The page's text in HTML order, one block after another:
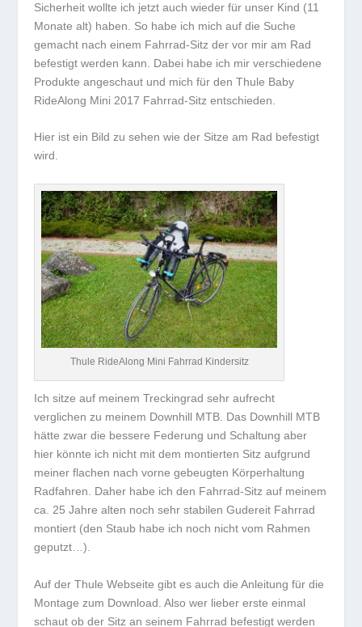
Sicherheit wollte ich jetzt auch wieder für unser Kind (11
Monate alt) haben. So habe ich mich auf die Suche
gemacht nach einem Fahrrad-Sitz der vor mir am Rad
befestigt werden kann. Dabei habe ich mir verschiedene
Produkte angeschaut und mich für den Thule Baby
RideAlong Mini 2017 Fahrrad-Sitz entschieden.
Hier ist ein Bild zu sehen wie der Sitze am Rad befestigt
wird.
Thule RideAlong Mini Fahrrad Kindersitz
Ich sitze auf meinem Treckingrad sehr aufrecht
verglichen zu meinem Downhill MTB. Das Downhill MTB
hätte zwar die bessere Federung und Schaltung aber
hier könnte ich nicht mit dem montierten Sitz aufgrund
meiner flachen nach vorne gebeugten Körperhaltung
Radfahren. Daher habe ich den Fahrrad-Sitz auf meinem
ca. 25 Jahre alten noch sehr stabilen Gudereit Fahrrad
montiert (den Staub habe ich noch nicht vom Rahmen
geputzt…).
Auf der Thule Webseite gibt es auch die Anleitung für die
Montage zum Download. Also wer lieber erste einmal
schaut ob der Sitz an seinem Fahrrad befestigt werden